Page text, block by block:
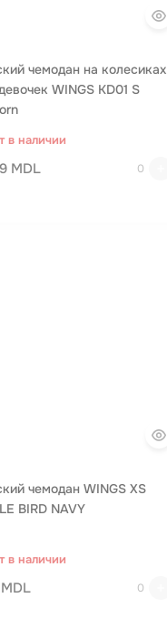
чемодан на колесиках
WINGS KD01 S
в наличии
MDL 0
чемодан WINGS XS
BIRD NAVY
в наличии
0